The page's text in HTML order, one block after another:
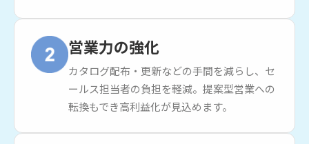
営業力の強化
カタログ配布・更新などの手間を減らし、セ
ールス担当者の負担を軽減。提案型営業への
転換もでき高利益化が見込めます。